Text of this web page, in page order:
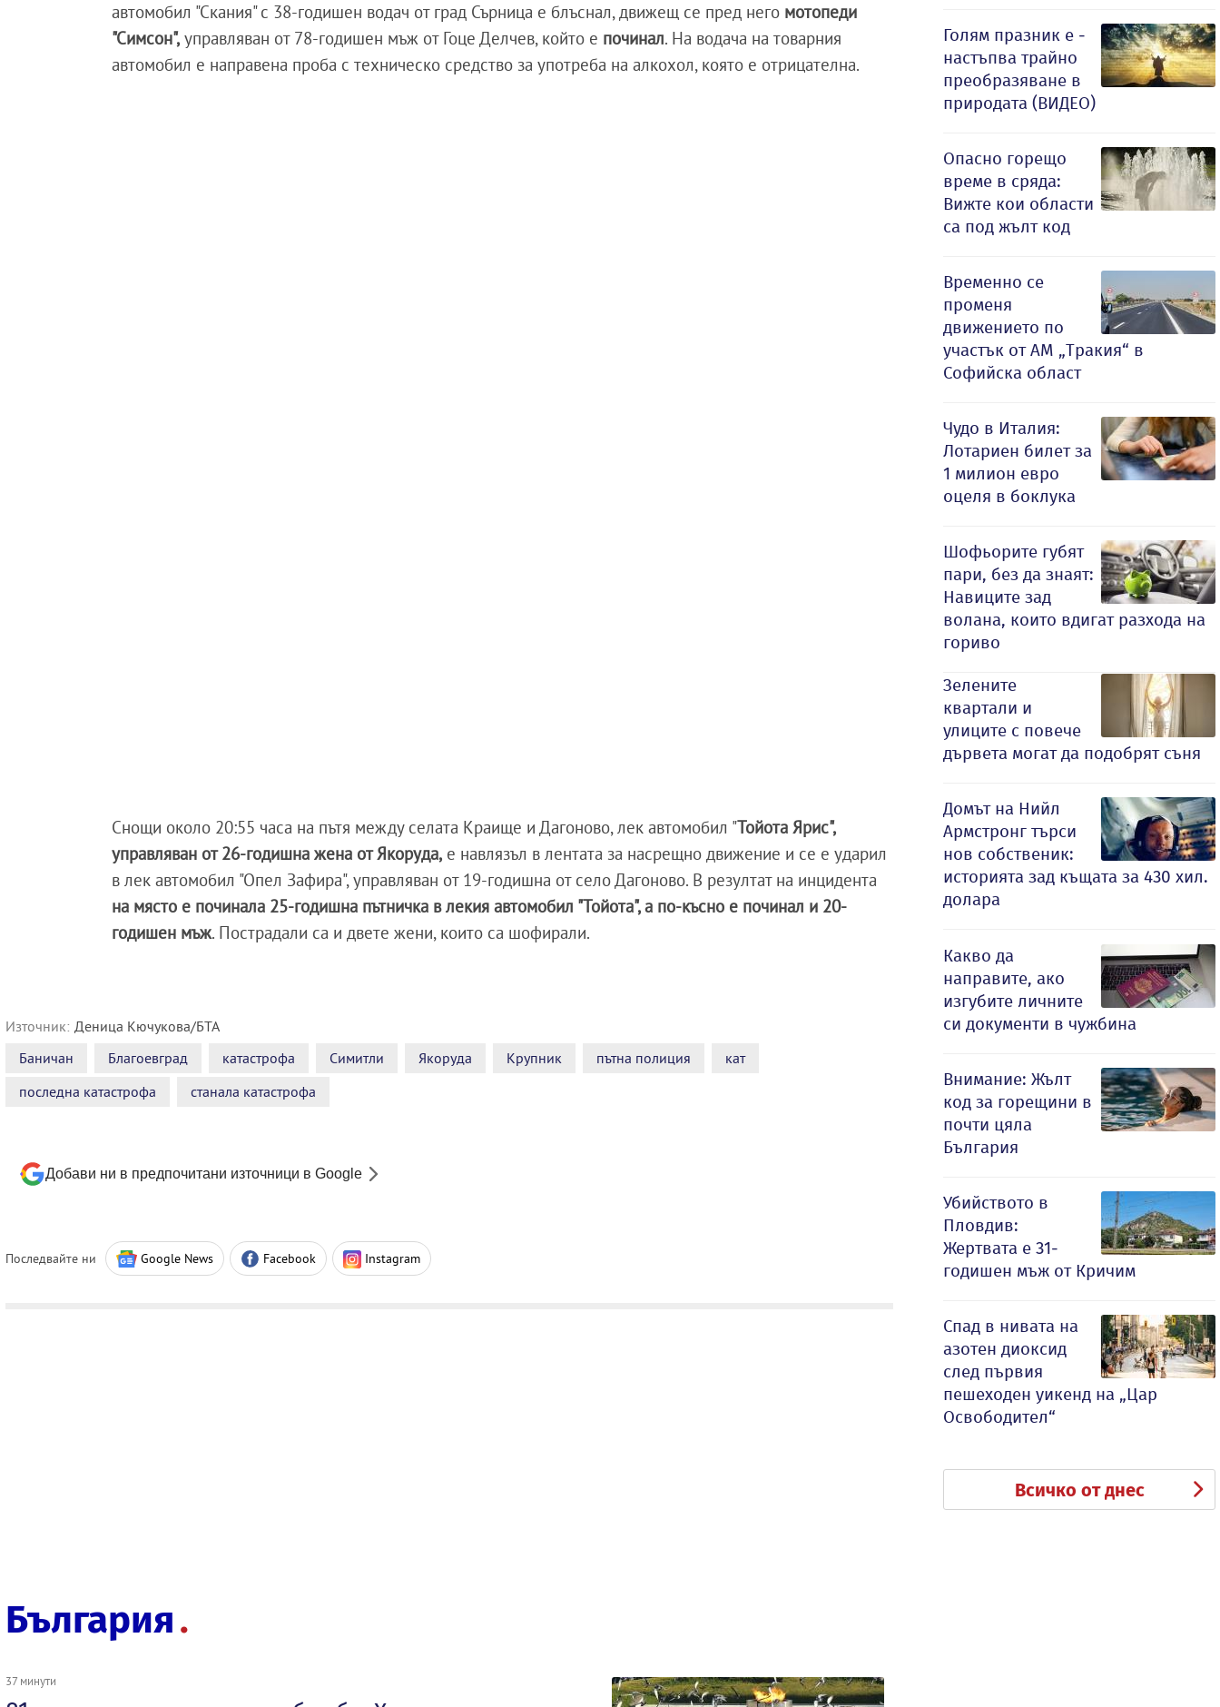
автомобил "Скания" с 38-годишен водач от град Сърница е блъснал, движещ се пред него мотопеди
"Симсон", управляван от 78-годишен мъж от Гоце Делчев, който е починал. На водача на товарния
автомобил е направена проба с техническо средство за употреба на алкохол, която е отрицателна.
Снощи около 20:55 часа на пътя между селата Краище и Дагоново, лек автомобил "Тойота Ярис",
управляван от 26-годишна жена от Якоруда, е навлязъл в лентата за насрещно движение и се е ударил
в лек автомобил "Опел Зафира", управляван от 19-годишна от село Дагоново. В резултат на инцидента
на място е починала 25-годишна пътничка в лекия автомобил "Тойота", а по-късно е починал и 20-
годишен мъж. Пострадали са и двете жени, които са шофирали.
Източник: Деница Кючукова/БТА
Баничан
Благоевград катастрофа Симитли Якоруда Крупник пътна полиция
кат
последна катастрофа
станала катастрофа
Добави ни в предпочитани източници в Google
Последвайте ни Google News Facebook Instagram
България
37 минути
Голям празник е -
настъпва трайно
преобразяване в
природата (ВИДЕО)
Опасно горещо
време в сряда:
Вижте кои области
са под жълт код
Временно се
променя
движението по
участък от АМ „Тракия“ в
Софийска област
Чудо в Италия:
Лотариен билет за
1 милион евро
оцеля в боклука
Шофьорите губят
пари, без да знаят:
Навиците зад
волана, които вдигат разхода на
гориво
Зелените
квартали и
улиците с повече
дървета могат да подобрят съня
Домът на Нийл
Армстронг търси
нов собственик:
историята зад къщата за 430 хил.
долара
Какво да
направите, ако
изгубите личните
си документи в чужбина
Внимание: Жълт
код за горещини в
почти цяла
България
Убийството в
Пловдив:
Жертвата е 31-
годишен мъж от Кричим
Спад в нивата на
азотен диоксид
след първия
пешеходен уикенд на „Цар
Освободител“
Всичко от днес